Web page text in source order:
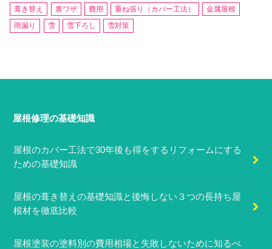
葺き替え
裏ワザ 費用 重ね張り（カバー工法）
金属屋根
雨漏り
雪 雪下ろし 雪対策
屋根修理の基礎知識
屋根のカバー工法で30年後も得をするリフォームにする
ための基礎知識
屋根の葺き替えの基礎知識と後悔しない３つの長持ち屋
根材を徹底比較
屋根塗装の塗料別の費用相場と失敗しないために知るべ